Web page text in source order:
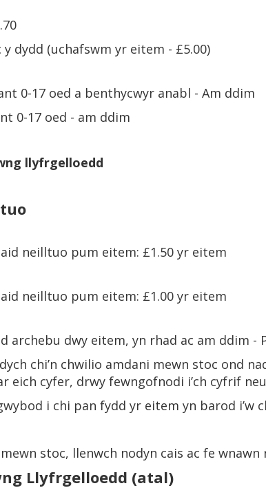
y dydd (uchafswm yr eitem - £5.00)
0-17 oed a benthycwyr anabl - Am ddim
0-17 oed - am ddim
llyfrgelloedd
neilltuo pum eitem: £1.50 yr eitem
neilltuo pum eitem: £1.00 yr eitem
archebu dwy eitem, yn rhad ac am ddim -
chi’n chwilio amdani mewn stoc ond
eich cyfer, drwy fewngofnodi i’ch cyfrif
i chi pan fydd yr eitem yn barod i’w
stoc, llenwch nodyn cais ac fe
Llyfrgelloedd (atal)